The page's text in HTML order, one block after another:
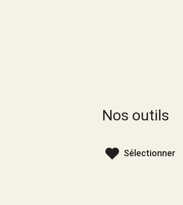
Nos outils
Sélectionner